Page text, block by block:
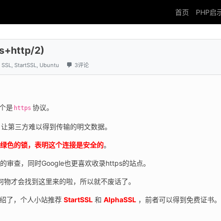
首页 PHP启
2)
SSL, StartSSL, Ubuntu 3评论
是 https 协议。
第三方难以得到传输的明文数据。
绿色的锁，表明这个连接是安全的。
审查，同时Google也更喜欢收录https的站点。
才会找到这里来的啦，所以就不废话了。
了，个人小站推荐 StartSSL 和 AlphaSSL ，前者可以得到免费证书。